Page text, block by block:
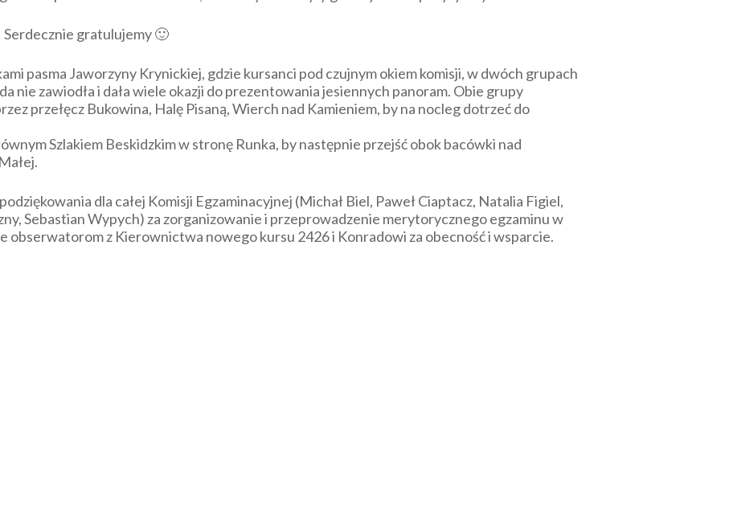
gratulujemy 🙂
pasma Jaworzyny Krynickiej, gdzie kursanci pod czujnym okiem komisji, w dwóch grupach
nie zawiodła i dała wiele okazji do prezentowania jesiennych panoram. Obie grupy
przełęcz Bukowina, Halę Pisaną, Wierch nad Kamieniem, by na nocleg dotrzeć do
Szlakiem Beskidzkim w stronę Runka, by następnie przejść obok bacówki nad
dla całej Komisji Egzaminacyjnej (Michał Biel, Paweł Ciaptacz, Natalia Figiel,
Sebastian Wypych) za zorganizowanie i przeprowadzenie merytorycznego egzaminu w
obserwatorom z Kierownictwa nowego kursu 2426 i Konradowi za obecność i wsparcie.